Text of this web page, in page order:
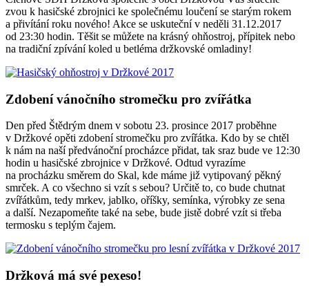
zvou k hasičské zbrojnici ke společnému loučení se starým rokem
a přivítání roku nového! Akce se uskuteční v neděli 31.12.2017
od 23:30 hodin. Těšit se můžete na krásný ohňostroj, přípitek nebo
na tradiční zpívání koled u betléma držkovské omladiny!
Zdobení vánočního stromečku pro zvířátka
Den před Štědrým dnem v sobotu 23. prosince 2017 proběhne
v Držkové opěti zdobení stromečku pro zvířátka. Kdo by se chtěl
k nám na naší předvánoční procházce přidat, tak sraz bude ve 12:30
hodin u hasičské zbrojnice v Držkové. Odtud vyrazíme
na procházku směrem do Skal, kde máme již vytipovaný pěkný
smrček. A co všechno si vzít s sebou? Určitě to, co bude chutnat
zvířátkům, tedy mrkev, jablko, oříšky, semínka, výrobky ze sena
a další. Nezapomeňte také na sebe, bude jistě dobré vzít si třeba
termosku s teplým čajem.
Držková má své pexeso!